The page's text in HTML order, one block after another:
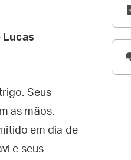
Lucas
Seus
as mãos.
em dia de
e seus